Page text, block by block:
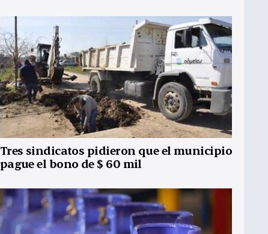
Tres sindicatos pidieron que el municipio
pague el bono de $ 60 mil